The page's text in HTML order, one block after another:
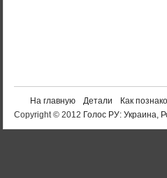
На главную Детали Как
Copyright © 2012 Голос РУ: Украина,